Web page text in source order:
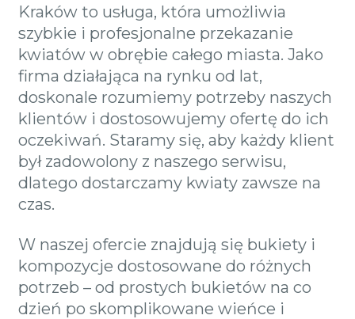
Kraków to usługa, która umożliwia
szybkie i profesjonalne przekazanie
kwiatów w obrębie całego miasta. Jako
firma działająca na rynku od lat,
doskonale rozumiemy potrzeby naszych
klientów i dostosowujemy ofertę do ich
oczekiwań. Staramy się, aby każdy klient
był zadowolony z naszego serwisu,
dlatego dostarczamy kwiaty zawsze na
czas.
W naszej ofercie znajdują się bukiety i
kompozycje dostosowane do różnych
potrzeb – od prostych bukietów na co
dzień po skomplikowane wieńce i